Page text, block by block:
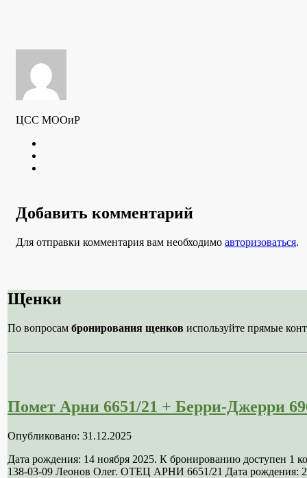
ЦСС МООиР
Добавить комментарий
Для отправки комментария вам необходимо авторизоваться.
Щенки
По вопросам бронирования щенков используйте прямые
Помет Арни 6651/21 + Берри-Джерри
Опубликовано: 31.12.2025
Дата рождения: 14 ноября 2025. К бронированию доступен
138-03-09 Леонов Олег. ОТЕЦ АРНИ 6651/21 Дата рождения: